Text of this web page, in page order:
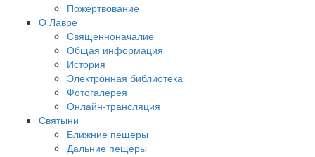
Пожертвование
О Лавре
Священноначалие
Общая информация
История
Электронная библиотека
Фотогалерея
Онлайн-трансляция
Святыни
Ближние пещеры
Дальние пещеры